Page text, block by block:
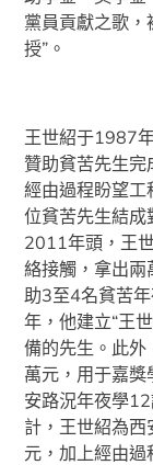
黨員貢獻之歌，
授”。
王世紹于1987
贊助貧苦先生
經由過程盼望工
位貧苦先生結成
2011年頭，王
絡接觸，拿出兩
助3至4名貧苦
年，他建立“王
備的先生。此
萬元，用于嘉
安路況年夜學
計，王世紹為
元，加上經由